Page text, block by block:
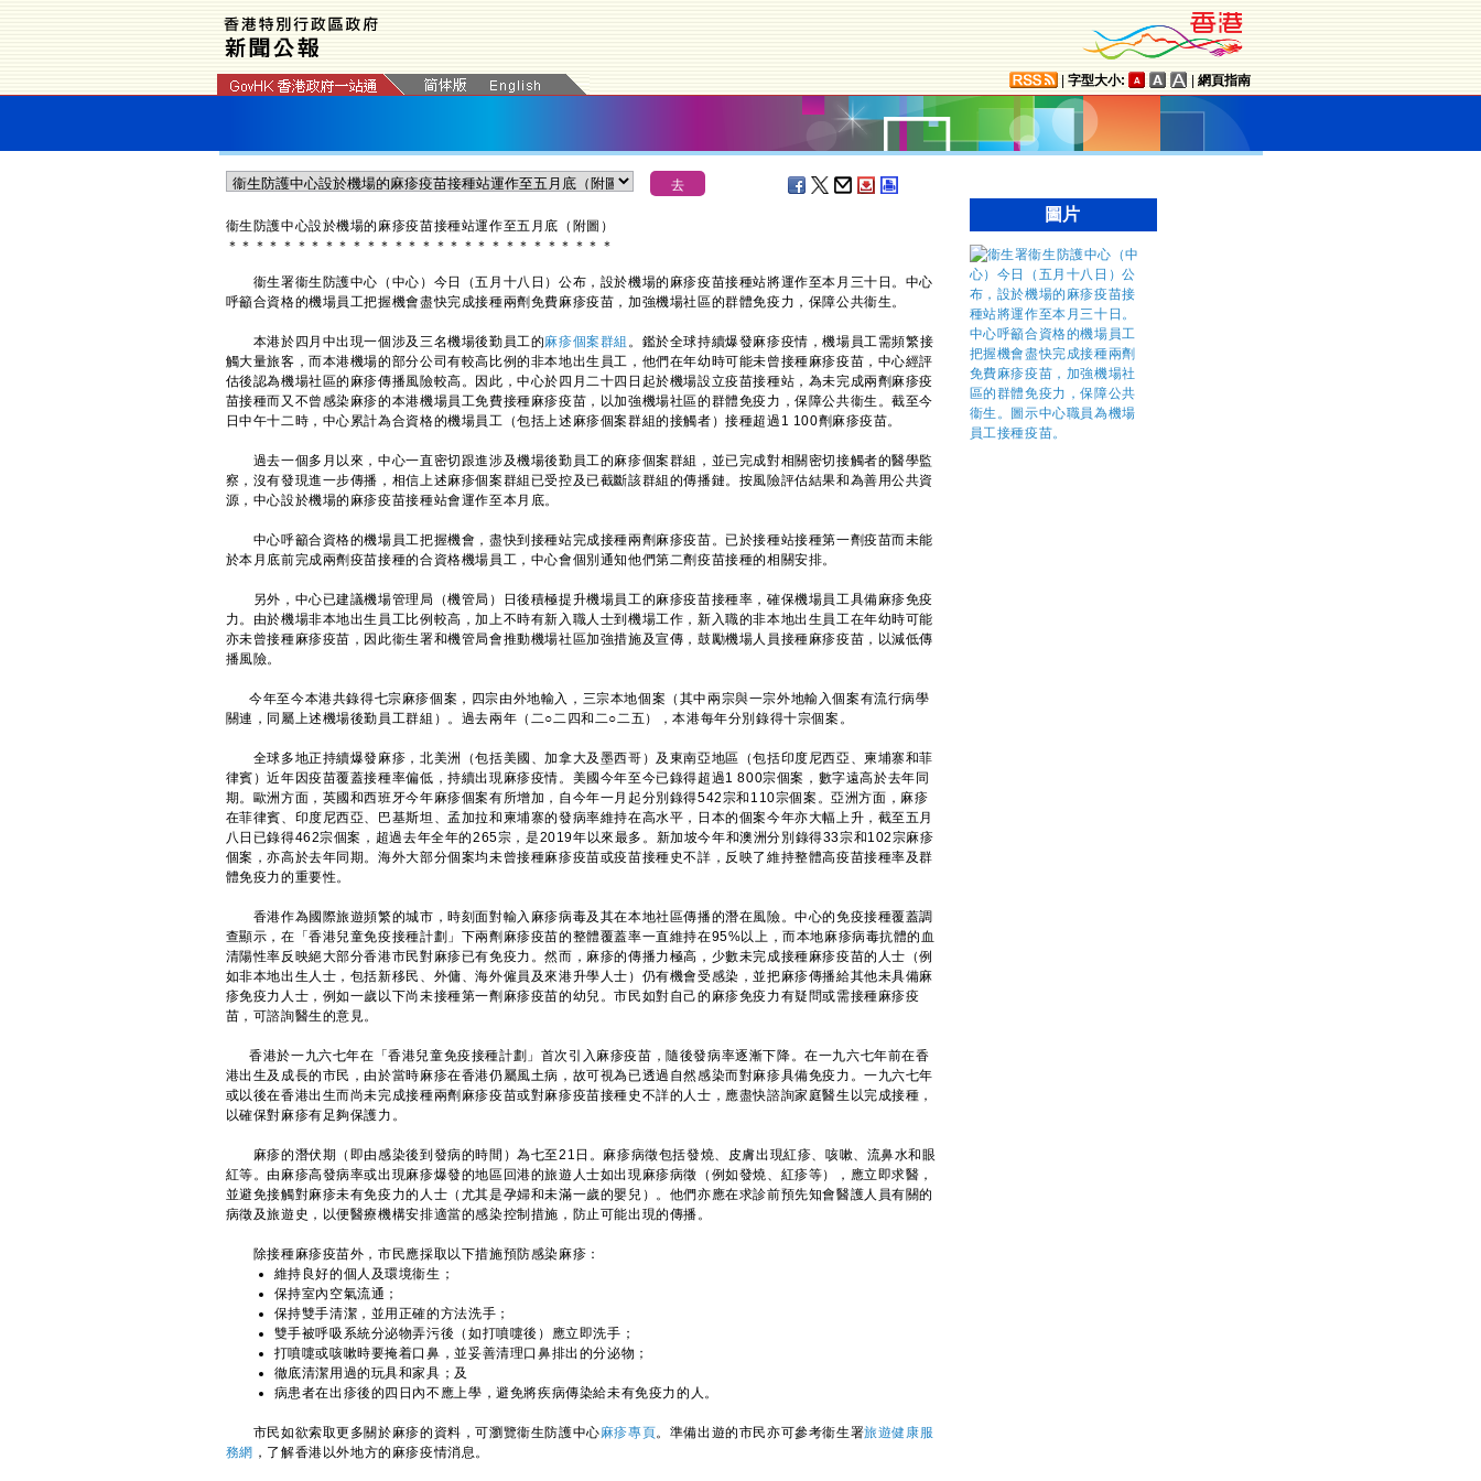
字型大小: 網頁指南
衞生防護中心設於機場的麻疹疫苗接種站運作至五月底（附圖）
＊ ＊ ＊ ＊ ＊ ＊ ＊ ＊ ＊ ＊ ＊ ＊ ＊ ＊ ＊ ＊ ＊ ＊ ＊ ＊ ＊ ＊ ＊ ＊ ＊ ＊ ＊ ＊
衞生署衞生防護中心（中心）今日（五月十八日）公布，設於機場的麻疹疫苗接種站將運作至本月三十日。中心
呼籲合資格的機場員工把握機會盡快完成接種兩劑免費麻疹疫苗，加強機場社區的群體免疫力，保障公共衞生。
本港於四月中出現一個涉及三名機場後勤員工的麻疹個案群組 。鑑於全球持續爆發麻疹疫情，機場員工需頻繁接
觸大量旅客，而本港機場的部分公司有較高比例的非本地出生員工，他們在年幼時可能未曾接種麻疹疫苗，中心經評
估後認為機場社區的麻疹傳播風險較高。因此，中心於四月二十四日起於機場設立疫苗接種站，為未完成兩劑麻疹疫
苗接種而又不曾感染麻疹的本港機場員工免費接種麻疹疫苗，以加強機場社區的群體免疫力，保障公共衞生。截至今
日中午十二時，中心累計為合資格的機場員工（包括上述麻疹個案群組的接觸者）接種超過1 100劑麻疹疫苗。
過去一個多月以來，中心一直密切跟進涉及機場後勤員工的麻疹個案群組，並已完成對相關密切接觸者的醫學監
察，沒有發現進一步傳播，相信上述麻疹個案群組已受控及已截斷該群組的傳播鏈。按風險評估結果和為善用公共資
源，中心設於機場的麻疹疫苗接種站會運作至本月底。
中心呼籲合資格的機場員工把握機會，盡快到接種站完成接種兩劑麻疹疫苗。已於接種站接種第一劑疫苗而未能
於本月底前完成兩劑疫苗接種的合資格機場員工，中心會個別通知他們第二劑疫苗接種的相關安排。
另外，中心已建議機場管理局（機管局）日後積極提升機場員工的麻疹疫苗接種率，確保機場員工具備麻疹免疫
力。由於機場非本地出生員工比例較高，加上不時有新入職人士到機場工作，新入職的非本地出生員工在年幼時可能
亦未曾接種麻疹疫苗，因此衞生署和機管局會推動機場社區加強措施及宣傳，鼓勵機場人員接種麻疹疫苗，以減低傳
播風險。
今年至今本港共錄得七宗麻疹個案，四宗由外地輸入，三宗本地個案（其中兩宗與一宗外地輸入個案有流行病學
關連，同屬上述機場後勤員工群組）。過去兩年（二○二四和二○二五），本港每年分別錄得十宗個案。
全球多地正持續爆發麻疹，北美洲（包括美國、加拿大及墨西哥）及東南亞地區（包括印度尼西亞、柬埔寨和菲
律賓）近年因疫苗覆蓋接種率偏低，持續出現麻疹疫情。美國今年至今已錄得超過1 800宗個案，數字遠高於去年同
期。歐洲方面，英國和西班牙今年麻疹個案有所增加，自今年一月起分別錄得542宗和110宗個案。亞洲方面，麻疹
在菲律賓、印度尼西亞、巴基斯坦、孟加拉和柬埔寨的發病率維持在高水平，日本的個案今年亦大幅上升，截至五月
八日已錄得462宗個案，超過去年全年的265宗，是2019年以來最多。新加坡今年和澳洲分別錄得33宗和102宗麻疹
個案，亦高於去年同期。海外大部分個案均未曾接種麻疹疫苗或疫苗接種史不詳，反映了維持整體高疫苗接種率及群
體免疫力的重要性。
香港作為國際旅遊頻繁的城市，時刻面對輸入麻疹病毒及其在本地社區傳播的潛在風險。中心的免疫接種覆蓋調
查顯示，在「香港兒童免疫接種計劃」下兩劑麻疹疫苗的整體覆蓋率一直維持在95%以上，而本地麻疹病毒抗體的血
清陽性率反映絕大部分香港市民對麻疹已有免疫力。然而，麻疹的傳播力極高，少數未完成接種麻疹疫苗的人士（例
如非本地出生人士，包括新移民、外傭、海外僱員及來港升學人士）仍有機會受感染，並把麻疹傳播給其他未具備麻
疹免疫力人士，例如一歲以下尚未接種第一劑麻疹疫苗的幼兒。市民如對自己的麻疹免疫力有疑問或需接種麻疹疫
苗，可諮詢醫生的意見。
香港於一九六七年在「香港兒童免疫接種計劃」首次引入麻疹疫苗，隨後發病率逐漸下降。在一九六七年前在香
港出生及成長的市民，由於當時麻疹在香港仍屬風土病，故可視為已透過自然感染而對麻疹具備免疫力。一九六七年
或以後在香港出生而尚未完成接種兩劑麻疹疫苗或對麻疹疫苗接種史不詳的人士，應盡快諮詢家庭醫生以完成接種，
以確保對麻疹有足夠保護力。
麻疹的潛伏期（即由感染後到發病的時間）為七至21日。麻疹病徵包括發燒、皮膚出現紅疹、咳嗽、流鼻水和眼
紅等。由麻疹高發病率或出現麻疹爆發的地區回港的旅遊人士如出現麻疹病徵（例如發燒、紅疹等），應立即求醫，
並避免接觸對麻疹未有免疫力的人士（尤其是孕婦和未滿一歲的嬰兒）。他們亦應在求診前預先知會醫護人員有關的
病徵及旅遊史，以便醫療機構安排適當的感染控制措施，防止可能出現的傳播。
除接種麻疹疫苗外，市民應採取以下措施預防感染麻疹：
維持良好的個人及環境衞生；
保持室內空氣流通；
保持雙手清潔，並用正確的方法洗手；
雙手被呼吸系統分泌物弄污後（如打噴嚏後）應立即洗手；
打噴嚏或咳嗽時要掩着口鼻，並妥善清理口鼻排出的分泌物；
徹底清潔用過的玩具和家具；及
病患者在出疹後的四日內不應上學，避免將疾病傳染給未有免疫力的人。
​市民如欲索取更多關於麻疹的資料，可瀏覽衞生防護中心麻疹專頁。準備出遊的市民亦可參考衞生署旅遊健康服
務網 ，了解香港以外地方的麻疹疫情消息。
圖片